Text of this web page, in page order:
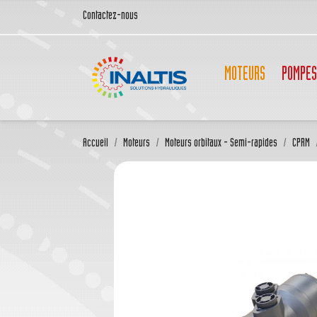
Contactez-nous
MOTEURS POMPES
Accueil Moteurs Moteurs orbitaux - Semi-rapides CPRM